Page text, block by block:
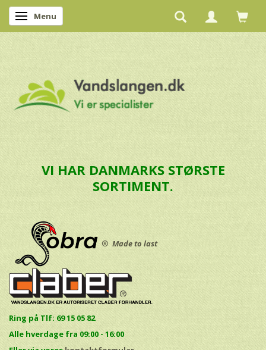
Skifte navigation
Menu
VI HAR DANMARKS STØRSTE
SORTIMENT.
® Made to last
Ring på Tlf: 69 15 05 82
Alle hverdage fra 09:00 - 16:00